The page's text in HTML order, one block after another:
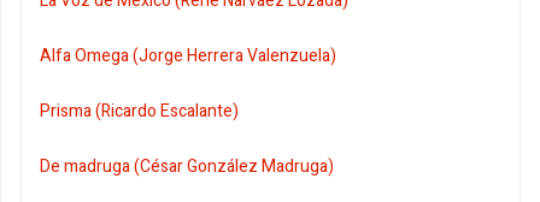
Alfa Omega (Jorge Herrera Valenzuela)
Prisma (Ricardo Escalante)
De madruga (César González Madruga)